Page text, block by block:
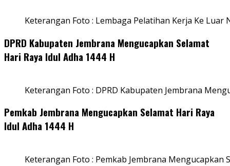
Keterangan Foto : Lembaga Pelatihan Kerja Ke Luar
DPRD Kabupaten Jembrana Mengucapkan Selamat
Hari Raya Idul Adha 1444 H
Keterangan Foto : DPRD Kabupaten Jembrana
Pemkab Jembrana Mengucapkan Selamat Hari Raya
Idul Adha 1444 H
Keterangan Foto : Pemkab Jembrana Mengucapkan